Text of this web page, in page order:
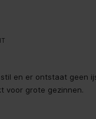
en er ontstaat geen
voor grote gezinnen.